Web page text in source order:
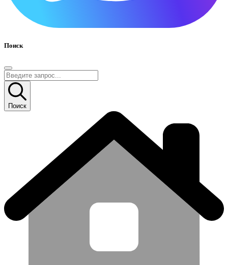
Поиск
Поиск